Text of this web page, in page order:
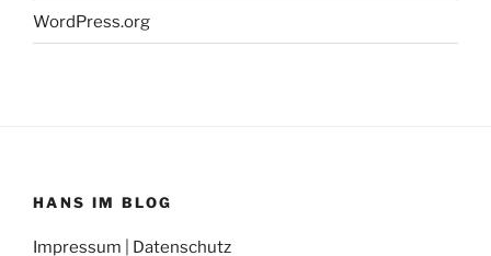
WordPress.org
HANS IM BLOG
Impressum Datenschutz